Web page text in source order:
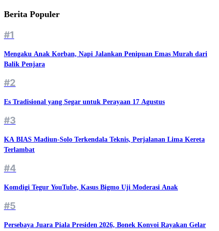
Berita Populer
#1
Mengaku Anak Korban, Napi Jalankan Penipuan Emas Murah dari
Balik Penjara
#2
Es Tradisional yang Segar untuk Perayaan 17 Agustus
#3
KA BIAS Madiun-Solo Terkendala Teknis, Perjalanan Lima Kereta
Terlambat
#4
Komdigi Tegur YouTube, Kasus Bigmo Uji Moderasi Anak
#5
Persebaya Juara Piala Presiden 2026, Bonek Konvoi Rayakan Gelar